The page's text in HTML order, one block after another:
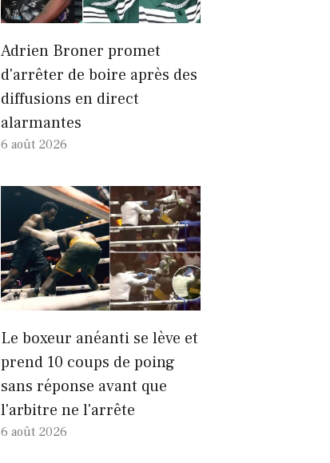
Adrien Broner promet
d'arrêter de boire après des
diffusions en direct
alarmantes
6 août 2026
Le boxeur anéanti se lève et
prend 10 coups de poing
sans réponse avant que
l'arbitre ne l'arrête
6 août 2026